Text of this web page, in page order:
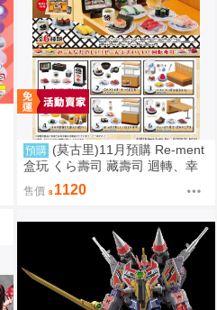
預購 (莫古里)11月預購 Re-ment
盒玩 くら壽司 藏壽司 迴轉、幸
福的一盤 中盒6入 超商付款免訂
金 0815
售價 1120